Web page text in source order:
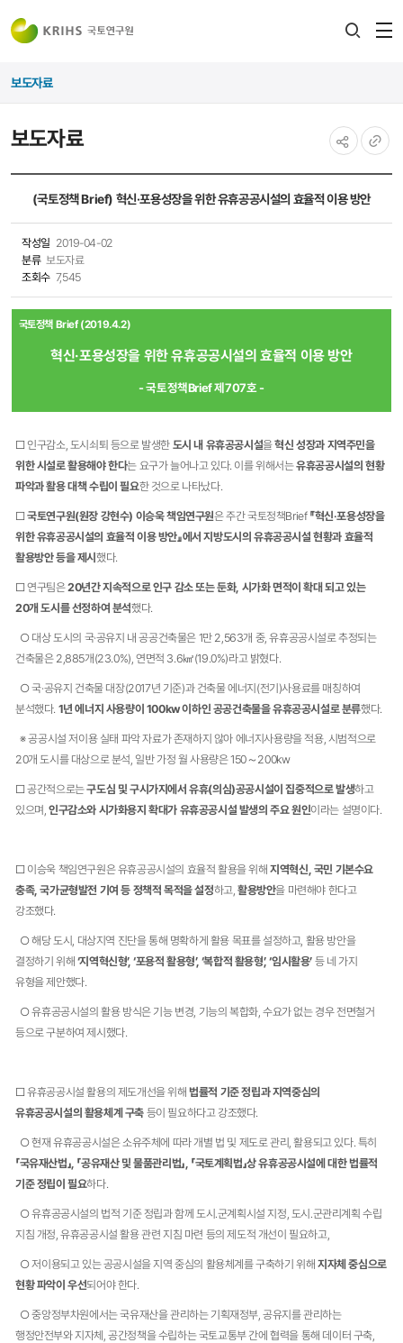
보도자료
보도자료
복사
(국토정책 Brief) 혁신·포용성장을 위한 유휴공공시설의 효율적 이용 방안
작성일 2019-04-02
분류 보도자료
조회수 7,545
국토정책 Brief (2019.4.2)
혁신·포용성장을 위한 유휴공공시설의 효율적 이용 방안
- 국토정책Brief 제707호 -
□ 인구감소, 도시쇠퇴 등으로 발생한 도시 내 유휴공공시설을혁신 성장과 지역주민을
위한 시설로 활용해야 한다는 요구가 늘어나고 있다. 이를 위해서는유휴공공시설의 현황
파악과 활용 대책 수립이 필요한 것으로 나타났다.
□국토연구원(원장 강현수) 이승욱 책임연구원은 주간 국토정책Brief 『혁신‧포용성장을
위한 유휴공공시설의 효율적 이용 방안』에서 지방도시의 유휴공공시설 현황과 효율적
활용방안 등을 제시 했다.
□ 연구팀은20년간 지속적으로 인구 감소 또는 둔화, 시가화 면적이 확대 되고 있는
20개 도시를 선정하여 분석했다.
​○ ​대상 도시의 국·공유지 내 공공건축물은 1만 2,563개 중, 유휴공공시설로 추정되는
건축물은 2,885개(23.0%), 연면적 3.6㎢(19.0%)라고 밝혔다.
​○ ​국·공유지 건축물 대장(2017년 기준)과 건축물 에너지(전기)사용료를 매칭하여
분석했다. 1년 에너지 사용량이 100kw 이하인 공공건축물을 유휴공공시설로 분류했다.
​※ 공공시설 저이용 실태 파악 자료가 존재하지 않아 에너지사용량을 적용, 시범적으로
20개 도시를 대상으로 분석, 일반 가정 월 사용량은 150～200kw
□ 공간적으로는구도심 및 구시가지에서 유휴(의심)공공시설이 집중적으로 발생하고
있으며, 인구감소와 시가화용지 확대가 유휴공공시설 발생의 주요 원인이라는 설명이다.
□ 이승욱 책임연구원은 유휴공공시설의 효율적 활용을 위해지역혁신, 국민 기본수요
충족, 국가균형발전 기여 등 정책적 목적을 설정하고,활용방안을 마련해야 한다고
강조했다.
​○ ​해당 도시, 대상지역 진단을 통해 명확하게 활용 목표를 설정하고, 활용 방안을
결정하기 위해 ‘지역혁신형’, ‘포용적 활용형’, ‘복합적 활용형’, ‘임시활용’ 등 네 가지
유형을 제안했다.
​○ 유휴공공시설의 활용 방식은 기능 변경, 기능의 복합화, 수요가 없는 경우 전면철거
등으로 구분하여 제시했다.
□ 유휴공공시설 활용의 제도개선을 위해법률적 기준 정립과 지역중심의
유휴공공시설의 활용체계 구축 등이 필요하다고 강조했다.
​○ ​현재 유휴공공시설은 소유주체에 따라 개별 법 및 제도로 관리, 활용되고 있다. 특히
「국유재산법」, 「공유재산 및 물품관리법」, 「국토계획법」상 유휴공공시설에 대한 법률적
기준 정립이 필요하다.
​○ 유휴공공시설의 법적 기준 정립과 함께 도시․군계획시설 지정, 도시․군관리계획 수립
지침 개정, 유휴공공시설 활용 관련 지침 마련 등의 제도적 개선이 필요하고,
​○ ​저이용되고 있는 공공시설을 지역 중심의 활용체계를 구축하기 위해 지자체 중심으로
현황 파악이 우선되어야 한다.
​○ 중앙정부차원에서는 국유재산을 관리하는 기획재정부, 공유지를 관리하는
행정안전부와 지자체, 공간정책을 수립하는 국토교통부 간에 협력을 통해 데이터 구축,